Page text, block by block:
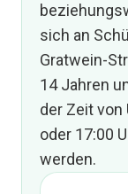
sich an
Gratwein-
14 Jahren
der Zeit
oder 17:00
werden.